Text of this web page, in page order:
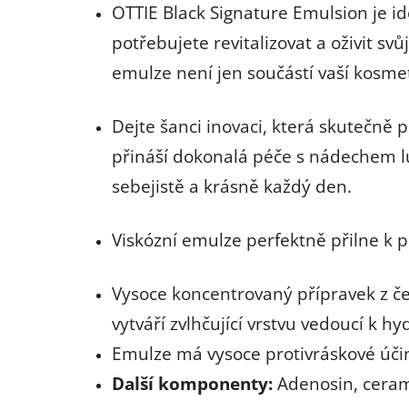
OTTIE Black Signature Emulsion je
potřebujete revitalizovat a oživit
emulze není jen součástí vaší
Dejte šanci inovaci, která skutečně
přináší dokonalá péče s nádechem
sebejistě a krásně každý den.
Viskózní emulze perfektně přilne k
Vysoce koncentrovaný přípravek z
vytváří zvlhčující vrstvu vedoucí k
Emulze má vysoce protivráskové
Další komponenty: Adenosin,